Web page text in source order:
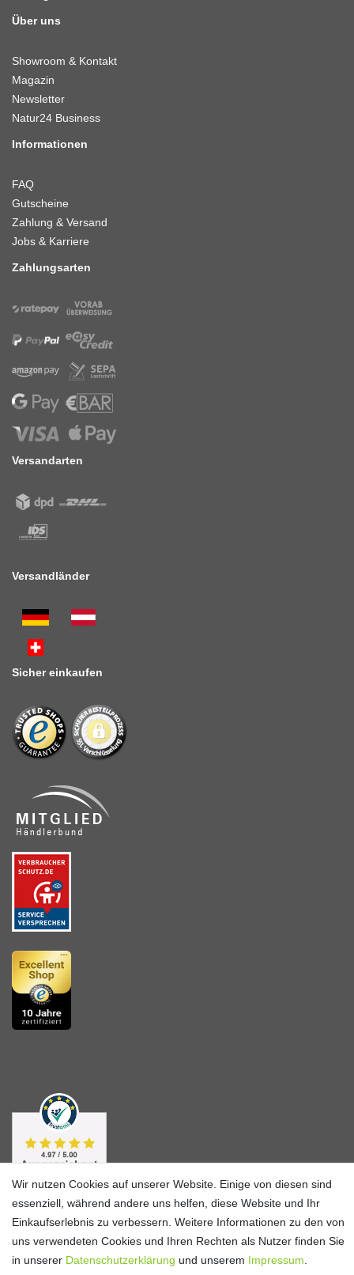
Über uns
Showroom & Kontakt
Magazin
Newsletter
Natur24 Business
Informationen
FAQ
Gutscheine
Zahlung & Versand
Jobs & Karriere
Zahlungsarten
Versandarten
Versandländer
Sicher einkaufen
Wir nutzen Cookies auf unserer Website. Einige von diesen sind
essenziell, während andere uns helfen, diese Website und Ihr
Einkaufserlebnis zu verbessern. Weitere Informationen zu den von
uns verwendeten Cookies und Ihren Rechten als Nutzer finden Sie
in unserer Daten­schutz­erklärung und unserem Impressum